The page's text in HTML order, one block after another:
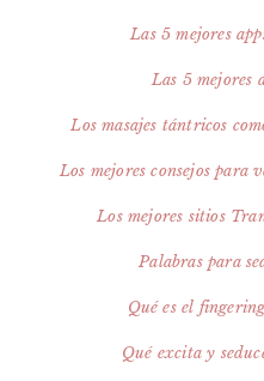
Las 5 mejores
Las 5 mejores
Los masajes tántricos
Los mejores consejos para
Los mejores sitios
Palabras para
Qué es el
Qué excita y